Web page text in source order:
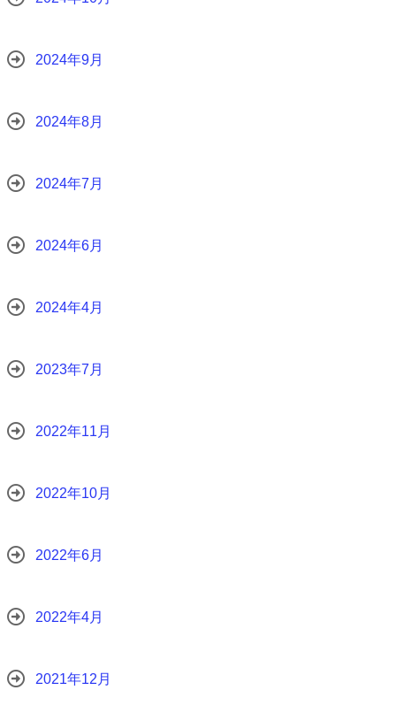
2024年9月
2024年8月
2024年7月
2024年6月
2024年4月
2023年7月
2022年11月
2022年10月
2022年6月
2022年4月
2021年12月